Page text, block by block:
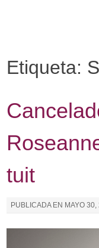
Etiqueta:
tuit
PUBLICADA EN MAYO 30,